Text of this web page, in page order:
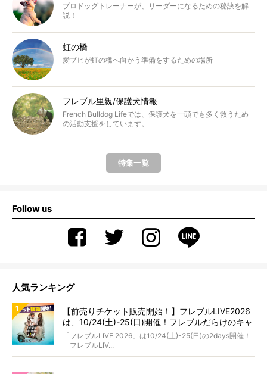
プロドッグトレーナーが、リーダーになるための秘訣を解
説！
虹の橋
愛ブヒが虹の橋へ向かう準備をするための場所
フレブル里親/保護犬情報
French Bulldog Lifeでは、保護犬を一頭でも多く救うため
の活動支援をしています。
特集一覧
Follow us
人気ランキング
【前売りチケット販売開始！】フレブルLIVE2026
は、10/24(土)-25(日)開催！フレブルだらけのキャ
ンプ・前夜祭・バスプランも新登場!?
「フレブルLIVE 2026」は10/24(土)-25(日)の2days開催！
「フレブルLIV...